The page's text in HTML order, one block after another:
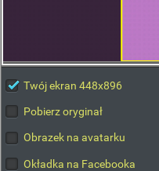
Twój ekran 448x896
Pobierz oryginał
Obrazek na avatarku
Okładka na Facebooka